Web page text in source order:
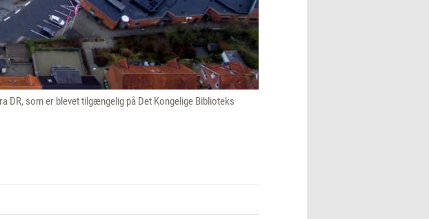
DR, som er blevet tilgængelig på Det Kongelige Biblioteks